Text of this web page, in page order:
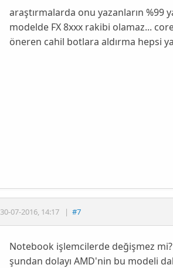
araştırmalarda onu yazanların
modelde FX 8xxx rakibi olamaz...
öneren cahil botlara aldırma hepsi
30-07-2016, 14:17 | #7
Notebook işlemcilerde değişmez
şundan dolayı AMD'nin bu modeli